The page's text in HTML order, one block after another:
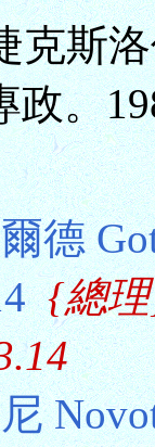
克斯
政。
德
{總理